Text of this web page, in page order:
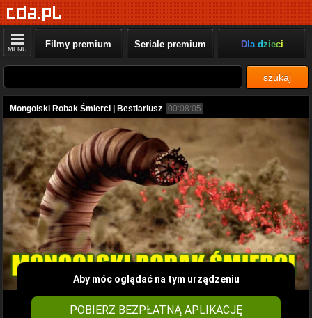
MENU Filmy premium Seriale premium Dla dzieci
szukaj
Mongolski Robak Śmierci | Bestiariusz 00:08:05
Aby móc oglądać na tym urządzeniu
POBIERZ BEZPŁATNĄ APLIKACJĘ